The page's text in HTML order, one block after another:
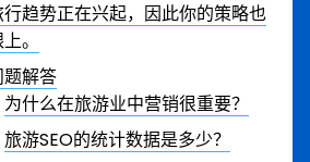
趋势正在兴起，因此你的策略也
。
解答
为什么在旅游业中营销很重要？
旅游SEO的统计数据是多少？